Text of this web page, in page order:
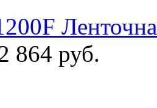
864 руб.